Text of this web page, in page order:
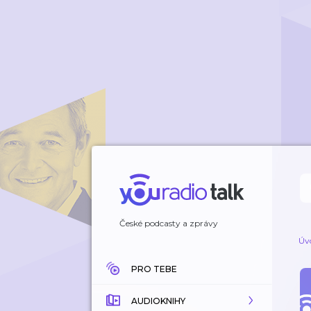
České podcasty a zprávy
PRO TEBE
AUDIOKNIHY